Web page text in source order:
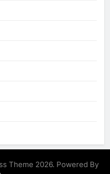
Theme 2026. Powered By